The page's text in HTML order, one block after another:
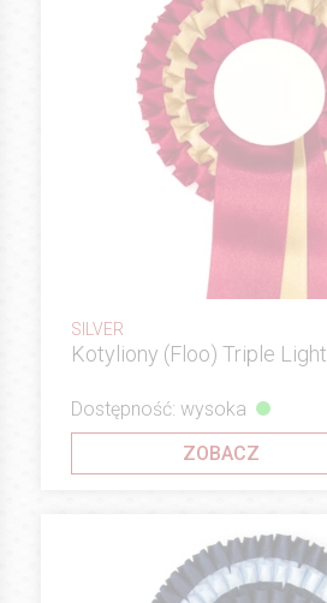
SILVER
Kotyliony (Floo) Triple Light
Dostępność: wysoka
ZOBACZ